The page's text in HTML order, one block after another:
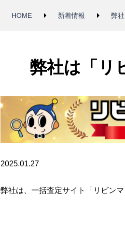
HOME 新着情報 弊
弊社は「リ
2025.01.27
弊社は、一括査定サイト「リビン